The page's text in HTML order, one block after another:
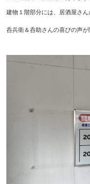
建物１階部分には、居酒屋さん
呑兵衛＆呑助さんの喜びの声